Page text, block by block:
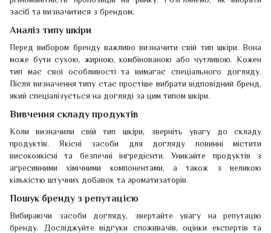
засіб та визначитися з брендом.
Аналіз типу шкіри
Перед вибором бренду важливо визначити свій тип шкіри. Вона
може бути сухою, жирною, комбінованою або чутливою. Кожен
тип має свої особливості та вимагає спеціального догляду.
Після визначення типу стає простіше вибрати відповідний бренд,
який спеціалізується на догляді за цим типом шкіри.
Вивчення складу продуктів
Коли визначили свій тип шкіри, зверніть увагу до складу
продуктів. Якісні засоби для догляду повинні містити
високоякісні та безпечні інгредієнти. Уникайте продуктів з
агресивними хімічними компонентами, а також з великою
кількістю штучних добавок та ароматизаторів.
Пошук бренду з репутацією
Вибираючи засоби догляду, звертайте увагу на репутацію
бренду. Досліджуйте відгуки споживачів, оцінки експертів та